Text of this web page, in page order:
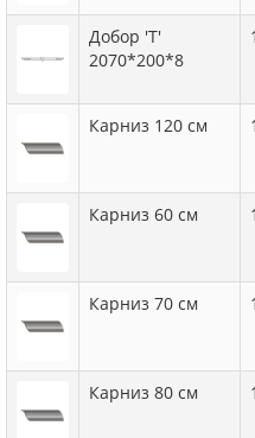
Добор 'Т'
2070*200*8
Карниз 120 см
Карниз 60 см
Карниз 70 см
Карниз 80 см